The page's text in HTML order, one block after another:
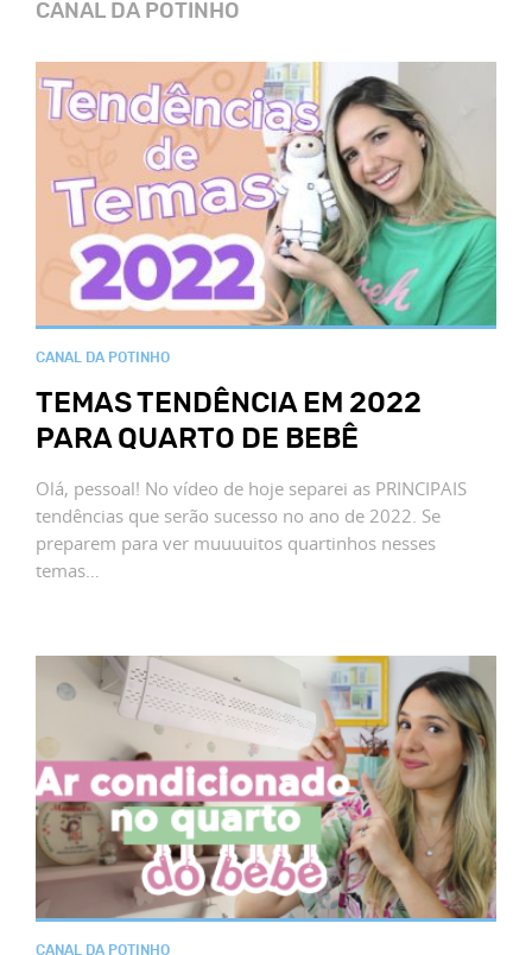
CANAL DA POTINHO
CANAL DA POTINHO
TEMAS TENDÊNCIA EM 2022
PARA QUARTO DE BEBÊ
Olá, pessoal! No vídeo de hoje separei as PRINCIPAIS
tendências que serão sucesso no ano de 2022. Se
preparem para ver muuuuitos quartinhos nesses
temas…
CANAL DA POTINHO